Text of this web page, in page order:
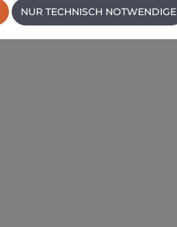
NUR TECHNISCH NOTWENDIGE